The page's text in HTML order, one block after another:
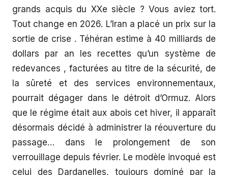
grands acquis du XXe siècle ? Vous aviez tort.
Tout change en 2026. L’Iran a placé un prix sur la
sortie de crise . Téhéran estime à 40 milliards de
dollars par an les recettes qu’un système de
redevances , facturées au titre de la sécurité, de
la sûreté et des services environnementaux,
pourrait dégager dans le détroit d’Ormuz. Alors
que le régime était aux abois cet hiver, il apparaît
désormais décidé à administrer la réouverture du
passage… dans le prolongement de son
verrouillage depuis février. Le modèle invoqué est
celui des Dardanelles, toujours dominé par la